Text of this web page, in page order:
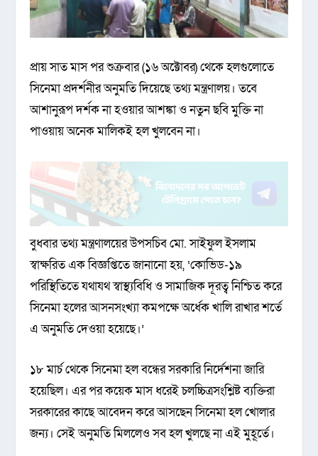
প্রায় সাত মাস পর শুক্রবার (১৬ অক্টোবর) থেকে হলগুলোতে
সিনেমা প্রদর্শনীর অনুমতি দিয়েছে তথ্য মন্ত্রণালয়। তবে
আশানুরূপ দর্শক না হওয়ার আশঙ্কা ও নতুন ছবি মুক্তি না
পাওয়ায় অনেক মালিকই হল খুলবেন না।
বুধবার তথ্য মন্ত্রণালয়ের উপসচিব মো. সাইফুল ইসলাম
স্বাক্ষরিত এক বিজ্ঞপ্তিতে জানানো হয়, ‘কোভিড-১৯
পরিস্থিতিতে যথাযথ স্বাস্থ্যবিধি ও সামাজিক দূরত্ব নিশ্চিত করে
সিনেমা হলের আসনসংখ্যা কমপক্ষে অর্ধেক খালি রাখার শর্তে
এ অনুমতি দেওয়া হয়েছে।’
১৮ মার্চ থেকে সিনেমা হল বন্ধের সরকারি নির্দেশনা জারি
হয়েছিল। এর পর কয়েক মাস ধরেই চলচ্চিত্রসংশ্লিষ্ট ব্যক্তিরা
সরকারের কাছে আবেদন করে আসছেন সিনেমা হল খোলার
জন্য। সেই অনুমতি মিললেও সব হল খুলছে না এই মুহূর্তে।